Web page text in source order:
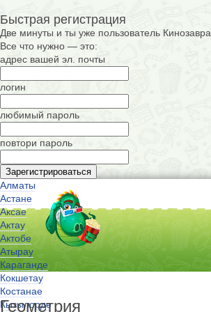
Быстрая регистрация
Две минуты и ты уже пользователь Кинозавра.
Все что нужно — это:
адрес вашей эл. почты
логин
любимый пароль
повтори пароль
Алматы
Астане
Аксае
Актау
Актобе
Атырау
Караганде
Кокшетау
Костанае
Кызылорде
Геометрия